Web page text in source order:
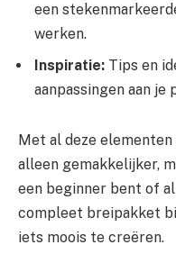
een
werken.
Inspiratie: Tips en
aanpassingen aan je
Met al deze
alleen gemakkelijker,
een beginner bent of
compleet breipakket
iets moois te creëren.